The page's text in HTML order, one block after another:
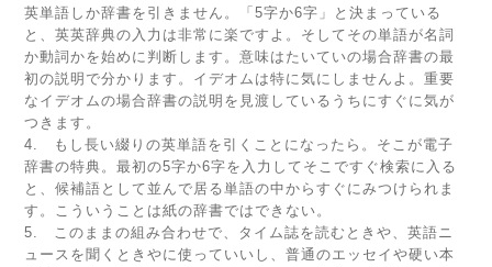
英単語しか辞書を引きません。「5字か6字」と決まっている
と、英英辞典の入力は非常に楽ですよ。そしてその単語が名詞
か動詞かを始めに判断します。意味はたいていの場合辞書の最
初の説明で分かります。イデオムは特に気にしませんよ。重要
なイデオムの場合辞書の説明を見渡しているうちにすぐに気が
つきます。
4. もし長い綴りの英単語を引くことになったら。そこが電子
辞書の特典。最初の5字か6字を入力してそこですぐ検索に入る
と、候補語として並んで居る単語の中からすぐにみつけられま
す。こういうことは紙の辞書ではできない。
5. このままの組み合わせで、タイム誌を読むときや、英語ニ
ュースを聞くときやに使っていいし、普通のエッセイや硬い本